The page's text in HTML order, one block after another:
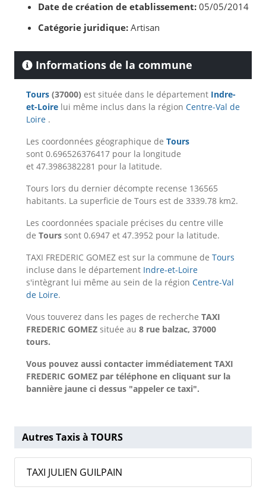
Date de création de etablissement: 05/05/2014
Catégorie juridique: Artisan
Informations de la commune
Tours (37000) est située dans le département Indre-
et-Loire lui même inclus dans la région Centre-Val de
Loire .
Les coordonnées géographique de Tours
sont 0.696526376417 pour la longitude
et 47.3986382281 pour la latitude.
Tours lors du dernier décompte recense 136565
habitants. La superficie de Tours est de 3339.78 km2.
Les coordonnées spaciale précises du centre ville
de Tours sont 0.6947 et 47.3952 pour la latitude.
TAXI FREDERIC GOMEZ est sur la commune de Tours
incluse dans le département Indre-et-Loire
s'intègrant lui même au sein de la région Centre-Val
de Loire.
Vous touverez dans les pages de recherche TAXI
FREDERIC GOMEZ située au 8 rue balzac, 37000
tours.
Vous pouvez aussi contacter immédiatement TAXI
FREDERIC GOMEZ par téléphone en cliquant sur la
bannière jaune ci dessus "appeler ce taxi".
Autres Taxis à TOURS
TAXI JULIEN GUILPAIN